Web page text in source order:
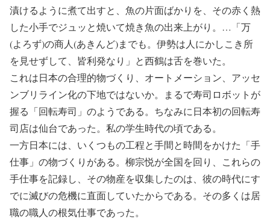
漬けるように煮て出すと、魚の片面ばかりを、その赤く熱
した小手でジュッと焼いて焼き魚の出来上がり。…「万
(よろず)の商人(あきんど)までも。伊勢は人にかしこき所
を見せずして、皆利発なり」と西鶴は舌を巻いた。
これは日本の合理的物づくり、オートメーション、アッセ
ンブリライン化の下地ではないか。まるで寿司ロボットが
握る「回転寿司」のようである。ちなみに日本初の回転寿
司店は仙台であった。私の学生時代の頃である。
一方日本には、いくつもの工程と手間と時間をかけた「手
仕事」の物づくりがある。柳宗悦が全国を回り、これらの
手仕事を記録し、その物産を収集したのは、彼の時代にす
でに滅びの危機に直面していたからである。その多くは居
職の職人の根気仕事であった。